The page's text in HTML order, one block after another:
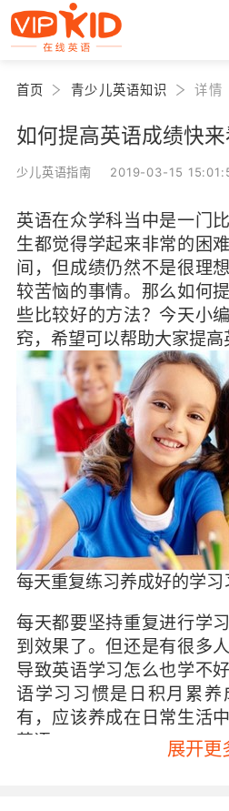
首页 青少儿英语知识 详情
如何提高英语成绩快
少儿英语指南 2019-03-15
英语在众学科当中是一门
生都觉得学起来非常的困
间，但成绩仍然不是很理
较苦恼的事情。那么如何
些比较好的方法？今天小
窍，希望可以帮助大家提高
每天重复练习养成好的学习
每天都要坚持重复进行学
到效果了。但还是有很多
导致英语学习怎么也学不
语学习习惯是日积月累
有，应该养成在日常生活
英语。
展开更